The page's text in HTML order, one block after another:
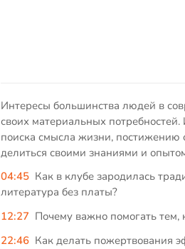
Интересы большинства людей в
своих материальных
поиска смысла жизни, постижению
делиться своими знаниями и
04:45 Как в клубе зародилась
литература без платы?
12:27 Почему важно помогать тем,
22:46 Как делать пожертвования